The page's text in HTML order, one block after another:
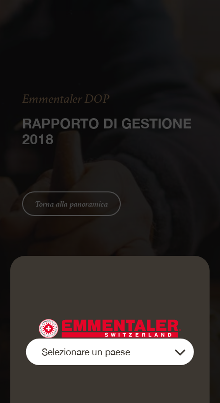
Emmentaler DOP
RAPPORTO DI GESTIONE
2018
Torna alla panoramica